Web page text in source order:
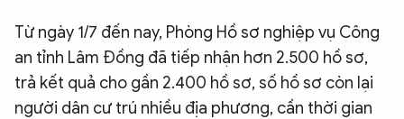
Từ ngày 1/7 đến nay, Phòng Hồ sơ nghiệp vụ Công
an tỉnh Lâm Đồng đã tiếp nhận hơn 2.500 hồ sơ,
trả kết quả cho gần 2.400 hồ sơ, số hồ sơ còn lại
người dân cư trú nhiều địa phương, cần thời gian